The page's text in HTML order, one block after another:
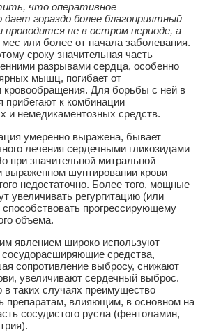
что оперативное
гораздо более благоприятный
проводится не в остром периоде, а
или более от начала заболевания.
сроку значительная часть
разрывами сердца, особенно
мышц, погибает от
кровообращения. Для борьбы с ней в
прибегают к комбинации
и немедикаментозных средств.
умеренно выражена, бывает
лечения сердечными гликозидами
при значительной митральной
выраженном шунтировании крови
недостаточно. Более того, мощные
увеличивать регургитацию (или
прогрессирующему
объема.
явлением широко используют
средства,
сопротивление выбросу, снижают
увеличивают сердечный выброс.
в таких случаях преимущество
препаратам, влияющим, в основном на
сосудистого русла (фентоламин,